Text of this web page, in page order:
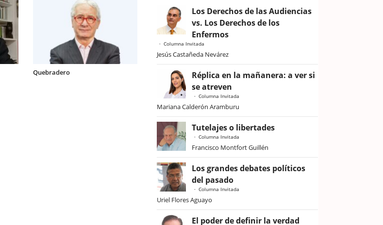
Quebradero
Los Derechos de las Audiencias
vs. Los Derechos de los
Enfermos
Columna Invitada
Jesús Castañeda Nevárez
Réplica en la mañanera: a ver si
se atreven
Columna Invitada
Mariana Calderón Aramburu
Tutelajes o libertades
Columna Invitada
Francisco Montfort Guillén
Los grandes debates políticos
del pasado
Columna Invitada
Uriel Flores Aguayo
El poder de definir la verdad